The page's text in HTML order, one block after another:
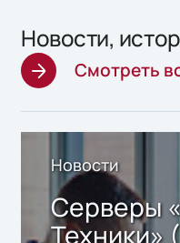
Новости,
Смотреть
Новости
Серверы
Техники»